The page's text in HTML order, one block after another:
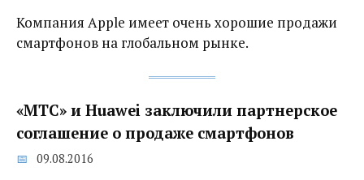
Компания Apple имеет очень хорошие продажи
смартфонов на глобальном рынке.
«МТС» и Huawei заключили партнерское
соглашение о продаже смартфонов
09.08.2016